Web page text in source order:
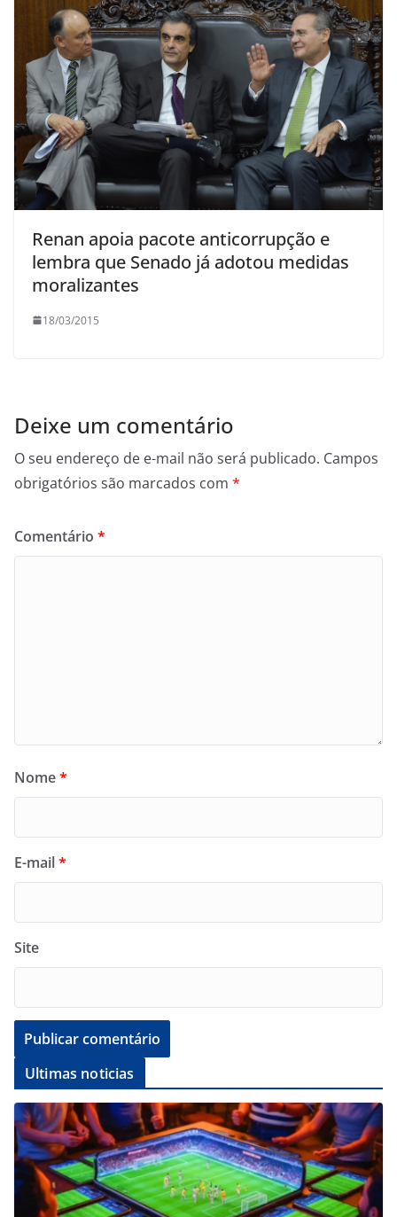
Renan apoia pacote anticorrupção e
lembra que Senado já adotou medidas
moralizantes
18/03/2015
Deixe um comentário
O seu endereço de e-mail não será publicado. Campos
obrigatórios são marcados com *
Comentário *
Nome*
E-mail*
Site
Ultimas noticias